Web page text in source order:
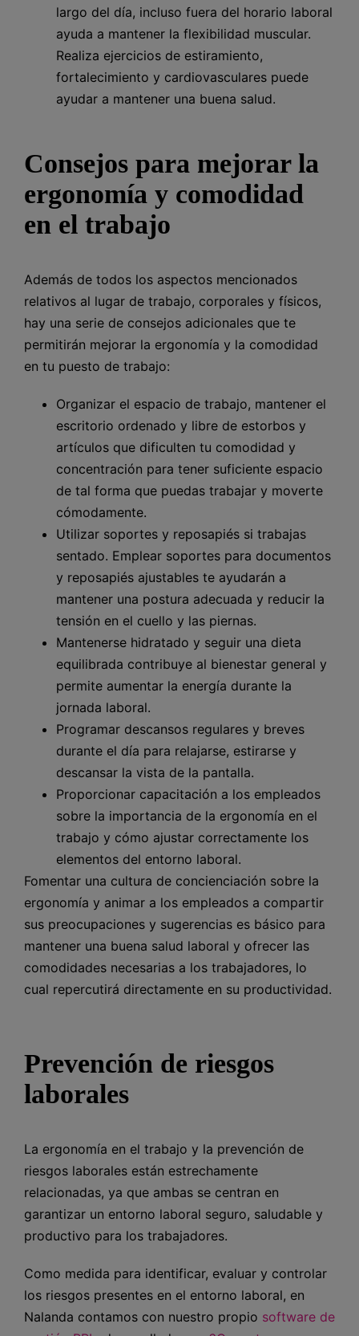
largo del día, incluso fuera del horario laboral
ayuda a mantener la flexibilidad muscular.
Realiza ejercicios de estiramiento,
fortalecimiento y cardiovasculares puede
ayudar a mantener una buena salud.
Consejos para mejorar la
ergonomía y comodidad
en el trabajo
Además de todos los aspectos mencionados
relativos al lugar de trabajo, corporales y físicos,
hay una serie de consejos adicionales que te
permitirán mejorar la ergonomía y la comodidad
en tu puesto de trabajo:
Organizar el espacio de trabajo, mantener el
escritorio ordenado y libre de estorbos y
artículos que dificulten tu comodidad y
concentración para tener suficiente espacio
de tal forma que puedas trabajar y moverte
cómodamente.
Utilizar soportes y reposapiés si trabajas
sentado. Emplear soportes para documentos
y reposapiés ajustables te ayudarán a
mantener una postura adecuada y reducir la
tensión en el cuello y las piernas.
Mantenerse hidratado y seguir una dieta
equilibrada contribuye al bienestar general y
permite aumentar la energía durante la
jornada laboral.
Programar descansos regulares y breves
durante el día para relajarse, estirarse y
descansar la vista de la pantalla.
Proporcionar capacitación a los empleados
sobre la importancia de la ergonomía en el
trabajo y cómo ajustar correctamente los
elementos del entorno laboral.
Fomentar una cultura de concienciación sobre la
ergonomía y animar a los empleados a compartir
sus preocupaciones y sugerencias es básico para
mantener una buena salud laboral y ofrecer las
comodidades necesarias a los trabajadores, lo
cual repercutirá directamente en su productividad.
Prevención de riesgos
laborales
La ergonomía en el trabajo y la prevención de
riesgos laborales están estrechamente
relacionadas, ya que ambas se centran en
garantizar un entorno laboral seguro, saludable y
productivo para los trabajadores.
Como medida para identificar, evaluar y controlar
los riesgos presentes en el entorno laboral, en
Nalanda contamos con nuestro propio software de